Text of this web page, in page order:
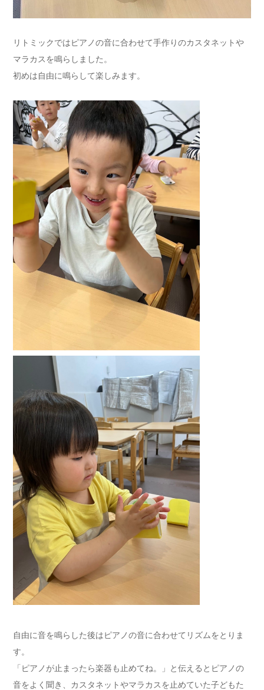
リトミックではピアノの音に合わせて手作りのカスタネットや
マラカスを鳴らしました。
初めは自由に鳴らして楽しみます。
自由に音を鳴らした後はピアノの音に合わせてリズムをとりま
す。
「ピアノが止まったら楽器も止めてね。」と伝えるとピアノの
音をよく聞き、カスタネットやマラカスを止めていた子どもた